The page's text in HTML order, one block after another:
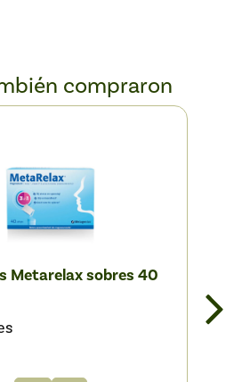
compraron
Metarelax sobres 40